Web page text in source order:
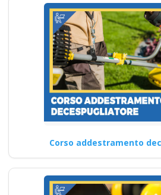
Corso addestramento